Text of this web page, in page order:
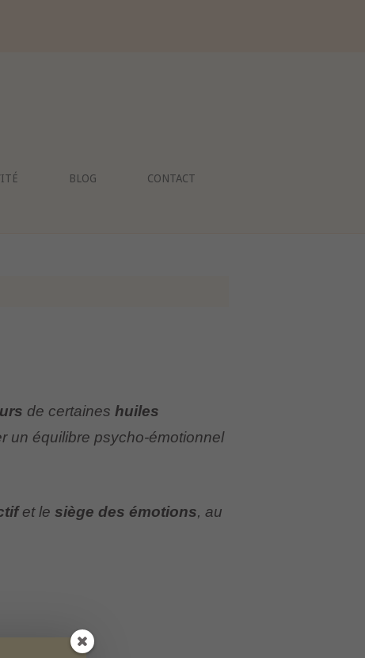
BLOG
CONTACT
de certaines huiles
un équilibre psycho-émotionnel
et le siège des émotions, au